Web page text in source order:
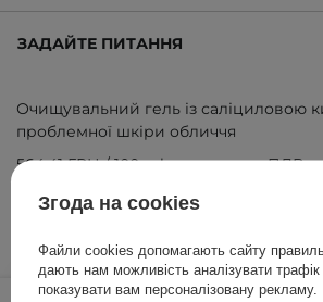
999,00 ГРН /шт.
ЗАДАЙТЕ ПИТАННЯ
Очищувальний гель із саліциловою
проблемної шкіри обличчя
564,41 ГРН/100 ml, включаючи ПДВ
ID товару: 3444
Згода на cookies
Файли cookies допомагають сайту
дають нам можливість аналізувати трафік
показувати вам персоналізовану